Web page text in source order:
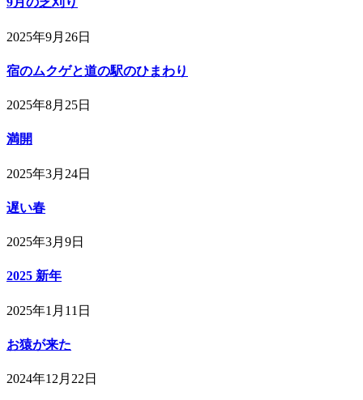
2025年9月26日
宿のムクゲと道の駅のひまわり
2025年8月25日
満開
2025年3月24日
遅い春
2025年3月9日
2025 新年
2025年1月11日
お猿が来た
2024年12月22日